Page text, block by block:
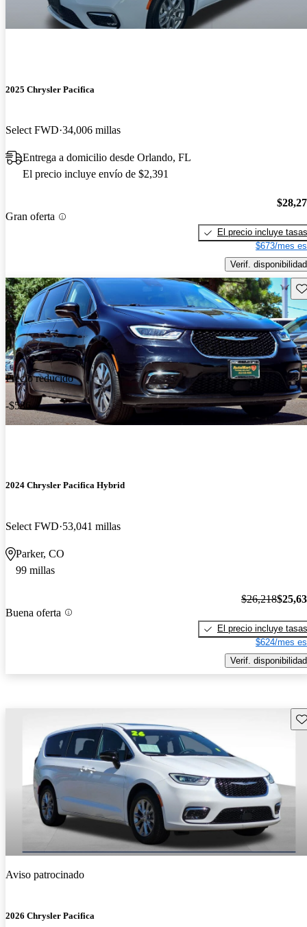
2025 Chrysler Pacifica
Select FWD 34,006 millas
Entrega a domicilio desde Orlando, FL
El precio incluye envío de $2,391
Gran oferta
El precio incluye tasas
$673/mes
Verif. disponibilidad
Precio reducido
-$586
2024 Chrysler Pacifica Hybrid
Select FWD 53,041 millas
Parker, CO
99 millas
Buena oferta
$26,218
El precio incluye tasas
$624/mes
Verif. disponibilidad
Aviso patrocinado
2026 Chrysler Pacifica